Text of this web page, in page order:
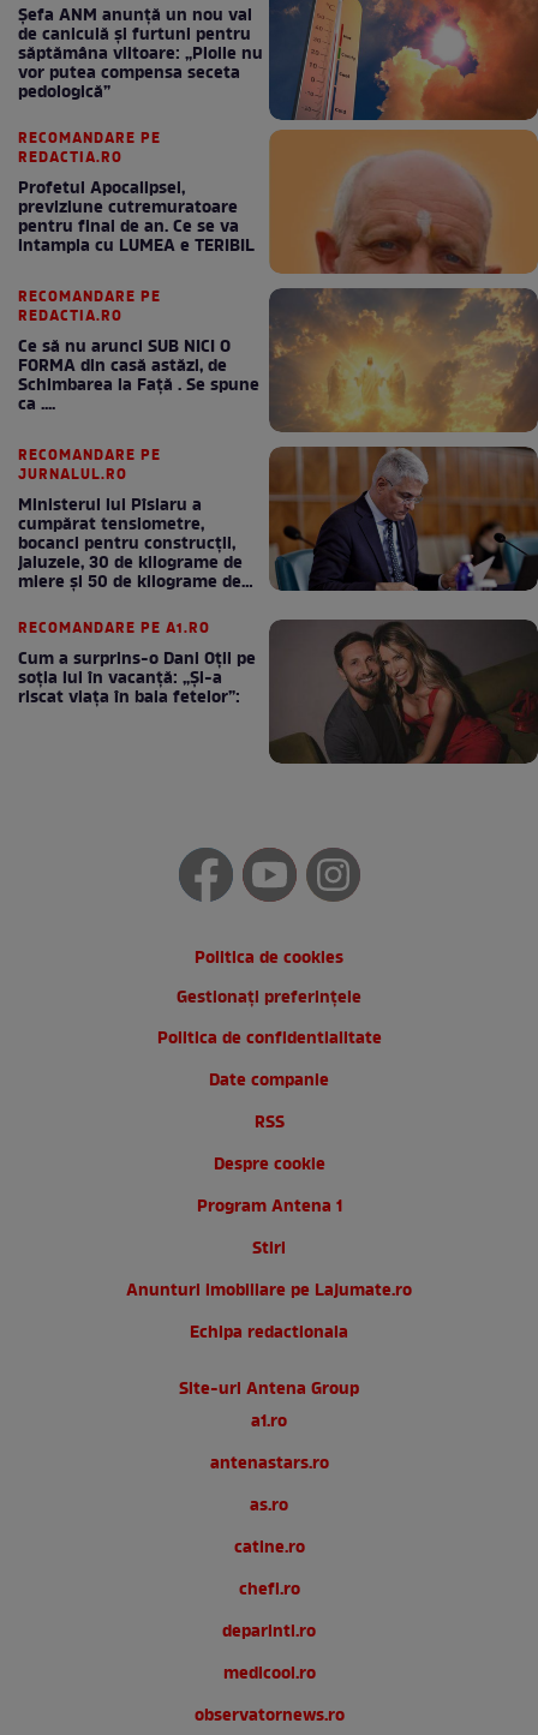
Șefa ANM anunță un nou val
de caniculă și furtuni pentru
săptămâna viitoare: „Ploile nu
vor putea compensa seceta
pedologică”
RECOMANDARE PE
REDACTIA.RO
Profetul Apocalipsei,
previziune cutremuratoare
pentru final de an. Ce se va
intampla cu LUMEA e TERIBIL
RECOMANDARE PE
REDACTIA.RO
Ce să nu arunci SUB NICI O
FORMA din casă astăzi, de
Schimbarea la Față . Se spune
ca ....
RECOMANDARE PE
JURNALUL.RO
Ministerul lui Pîslaru a
cumpărat tensiometre,
bocanci pentru construcții,
jaluzele, 30 de kilograme de
miere și 50 de kilograme de
RECOMANDARE PE A1.RO
Cum a surprins-o Dani Oțil pe
soția lui în vacanță: „Și-a
riscat viața în baia fetelor”:
Politica de cookies
Gestionați preferințele
Politica de confidentialitate
Date companie
RSS
Despre cookie
Program Antena 1
Stiri
Anunturi imobiliare pe Lajumate.ro
Echipa redactionala
Site-uri Antena Group
a1.ro
antenastars.ro
as.ro
catine.ro
chefi.ro
deparinti.ro
medicool.ro
observatornews.ro